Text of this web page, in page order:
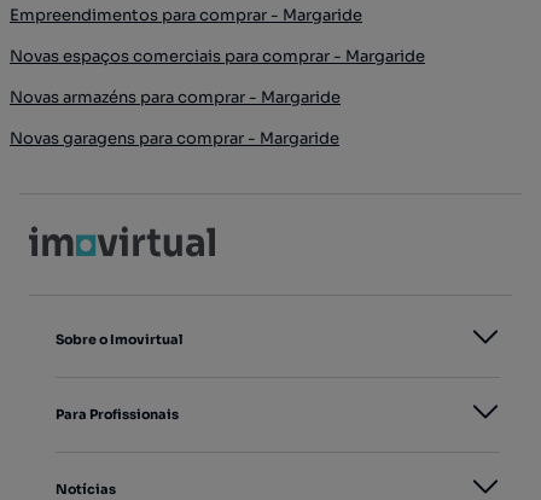
Empreendimentos para comprar - Margaride
Novas espaços comerciais para comprar - Margaride
Novas armazéns para comprar - Margaride
Novas garagens para comprar - Margaride
Sobre o Imovirtual
Para Profissionais
Notícias